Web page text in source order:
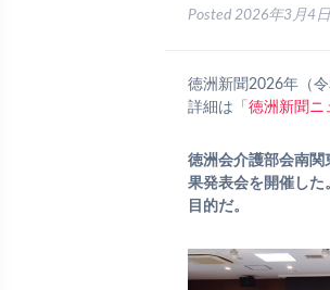
Posted 2026年3月4日
徳洲新聞2026年（
詳細は「 徳洲新聞ニ
徳洲会介護部会南関
果発表会を開催した
目的だ。